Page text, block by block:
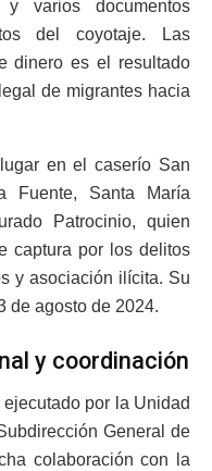
varios documentos
del coyotaje. Las
dinero es el resultado
de migrantes hacia
en el caserío San
Fuente, Santa María
Patrocinio, quien
captura por los delitos
y asociación ilícita. Su
de agosto de 2024.
y coordinación
ejecutado por la Unidad
General de
colaboración con la